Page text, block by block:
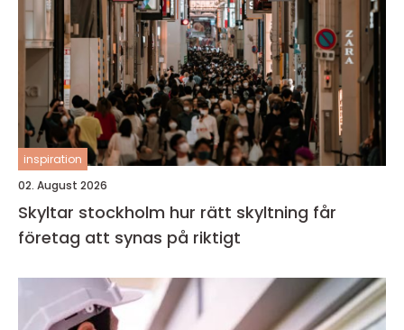
inspiration
02. August 2026
Skyltar stockholm hur rätt skyltning får
företag att synas på riktigt